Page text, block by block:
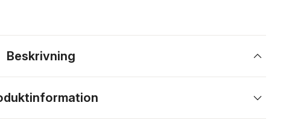
Beskrivning